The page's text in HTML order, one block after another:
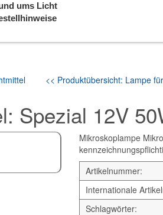
ums Licht
<< Produktübersicht: Lampe
Spezial 12V
Mikroskoplampe
Artikelnummer:
Internationale
Schlagwörter: